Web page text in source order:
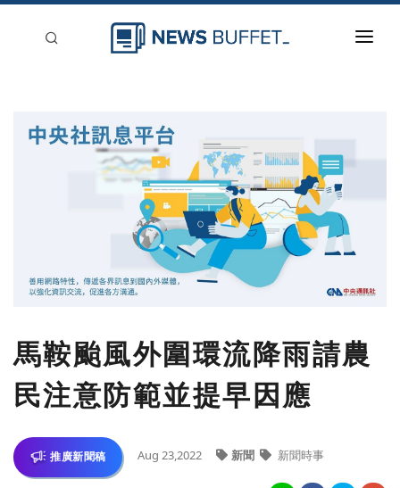
馬鞍颱風外圍環流降雨請農
民注意防範並提早因應
推廣新聞稿 Aug 23,2022 新聞 新聞時事